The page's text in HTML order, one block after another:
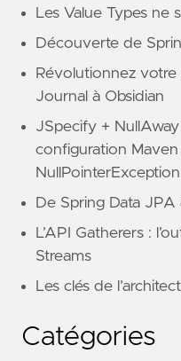
Les Value Types ne
Découverte de
Révolutionnez
Journal à Obsidian
JSpecify +
configuration
NullPointerException
De Spring Data JPA
L’API Gatherers :
Streams
Les clés de
Catégories